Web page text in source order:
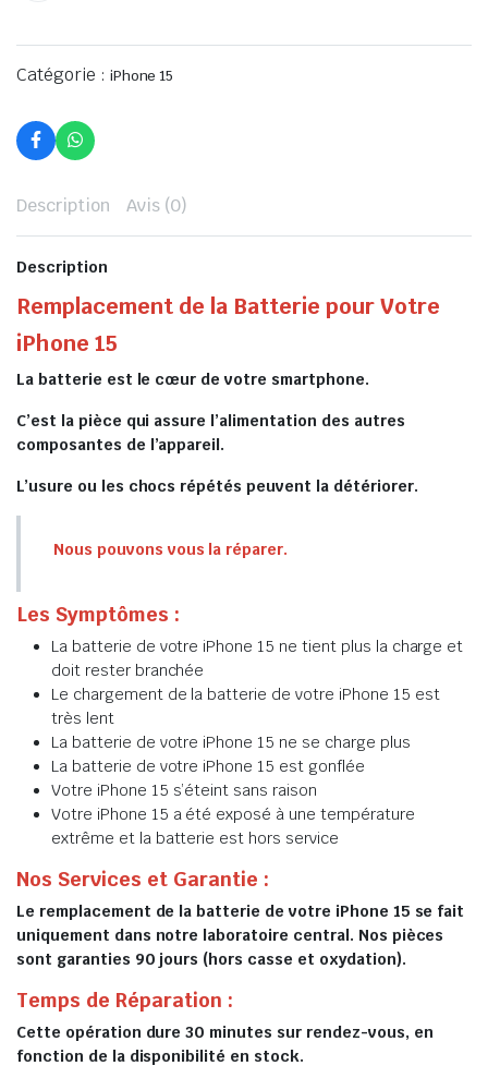
Catégorie : iPhone 15
Description Avis (0)
Description
Remplacement de la Batterie pour Votre
iPhone 15
La batterie est le cœur de votre smartphone.
C’est la pièce qui assure l’alimentation des autres
composantes de l’appareil.
L’usure ou les chocs répétés peuvent la détériorer.
Nous pouvons vous la réparer.
Les Symptômes :
La batterie de votre iPhone 15 ne tient plus la charge et
doit rester branchée
Le chargement de la batterie de votre iPhone 15 est
très lent
La batterie de votre iPhone 15 ne se charge plus
La batterie de votre iPhone 15 est gonflée
Votre iPhone 15 s’éteint sans raison
Votre iPhone 15 a été exposé à une température
extrême et la batterie est hors service
Nos Services et Garantie :
Le remplacement de la batterie de votre iPhone 15 se fait
uniquement dans notre laboratoire central. Nos pièces
sont garanties 90 jours (hors casse et oxydation).
Temps de Réparation :
Cette opération dure 30 minutes sur rendez-vous, en
fonction de la disponibilité en stock.